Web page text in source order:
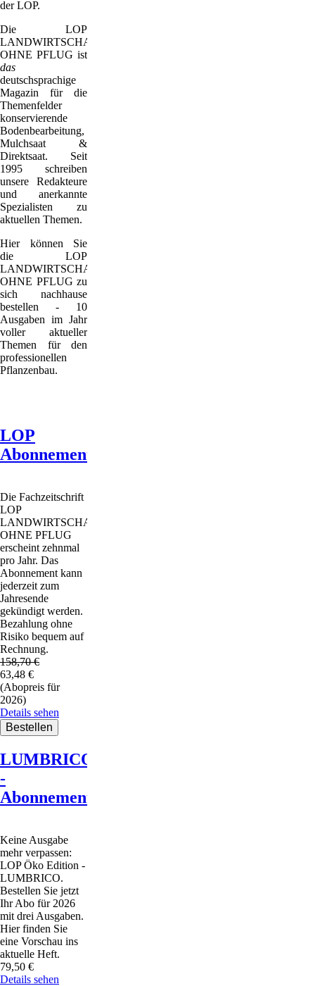
der LOP.
Die LOP
LANDWIRTSCHAFT
OHNE PFLUG ist
das
deutschsprachige
Magazin für die
Themenfelder
konservierende
Bodenbearbeitung,
Mulchsaat &
Direktsaat. Seit
1995 schreiben
unsere Redakteure
und anerkannte
Spezialisten zu
aktuellen Themen.
Hier können Sie
die LOP
LANDWIRTSCHAFT
OHNE PFLUG zu
sich nachhause
bestellen - 10
Ausgaben im Jahr
voller aktueller
Themen für den
professionellen
Pflanzenbau.
LOP
Abonnement
Die Fachzeitschrift
LOP
LANDWIRTSCHAFT
OHNE PFLUG
erscheint zehnmal
pro Jahr. Das
Abonnement kann
jederzeit zum
Jahresende
gekündigt werden.
Bezahlung ohne
Risiko bequem auf
Rechnung.
158,70€
63,48 €
(Abopreis für
2026)
Details sehen
LUMBRICO
-
Abonnement
Keine Ausgabe
mehr verpassen:
LOP Öko Edition -
LUMBRICO.
Bestellen Sie jetzt
Ihr Abo für 2026
mit drei Ausgaben.
Hier finden Sie
eine Vorschau ins
aktuelle Heft.
79,50 €
Details sehen